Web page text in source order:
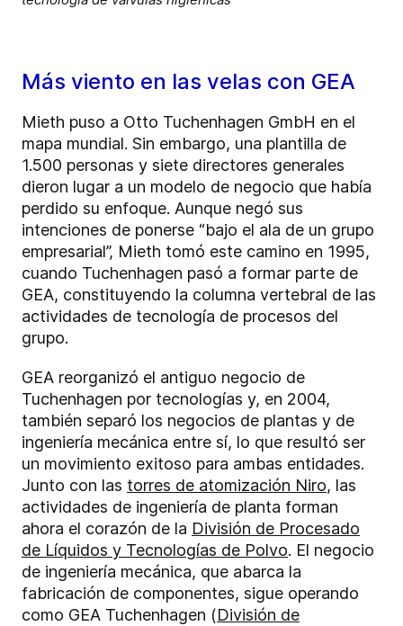
Más viento en las velas con GEA
Mieth puso a Otto Tuchenhagen GmbH en el
mapa mundial. Sin embargo, una plantilla de
1.500 personas y siete directores generales
dieron lugar a un modelo de negocio que había
perdido su enfoque. Aunque negó sus
intenciones de ponerse “bajo el ala de un grupo
empresarial”, Mieth tomó este camino en 1995,
cuando Tuchenhagen pasó a formar parte de
GEA, constituyendo la columna vertebral de las
actividades de tecnología de procesos del
grupo.
GEA reorganizó el antiguo negocio de
Tuchenhagen por tecnologías y, en 2004,
también separó los negocios de plantas y de
ingeniería mecánica entre sí, lo que resultó ser
un movimiento exitoso para ambas entidades.
Junto con las torres de atomización Niro, las
actividades de ingeniería de planta forman
ahora el corazón de la División de Procesado
de Líquidos y Tecnologías de Polvo. El negocio
de ingeniería mecánica, que abarca la
fabricación de componentes, sigue operando
como GEA Tuchenhagen (División de